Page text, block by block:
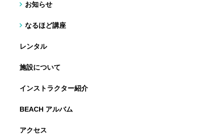
お知らせ
なるほど講座
レンタル
施設について
インストラクター紹介
BEACH アルバム
アクセス